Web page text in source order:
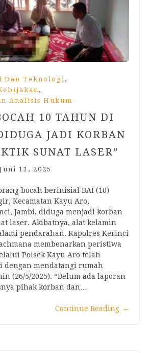
Dan Teknologi,
,
Analisis Hukum
10 TAHUN DI
JADI KORBAN
SUNAT LASER”
Juni 11, 2025
bocah berinisial BAI (10)
Kecamatan Kayu Aro,
Jambi, diduga menjadi korban
laser. Akibatnya, alat kelamin
pendarahan. Kapolres Kerinci
membenarkan peristiwa
Polsek Kayu Aro telah
dengan mendatangi rumah
(26/5/2025). “Belum ada laporan
pihak korban dan…
Continue Reading →